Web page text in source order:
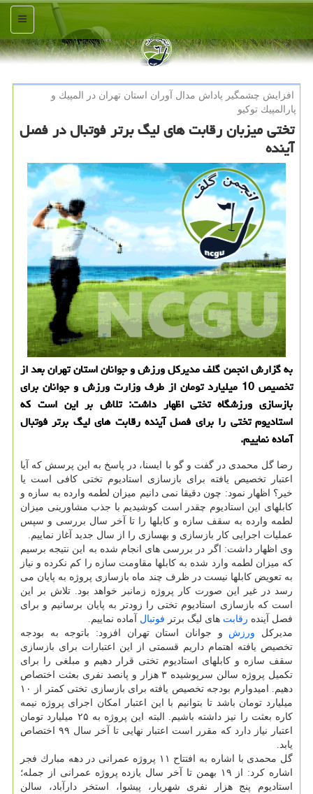
منو
افزایش چشمگیر پاداش مدال آوران استان تهران در المپیك و
پارالمپیك توكیو
تختی میزبان رقابت های لیگ برتر فوتبال در فصل
آینده
به گزارش انجمن گلف مدیركل ورزش و جوانان استان تهران بعد از
تخصیص 10 میلیارد تومان از طرف وزارت ورزش و جوانان برای
بازسازی ورزشگاه تختی اظهار داشت: تلاش بر این است كه
استادیوم تختی را برای فصل آینده رقابت های لیگ برتر فوتبال
آماده نماییم.
رضا گل محمدی در گفت و گو با ایسنا، در پاسخ به این پرسش كه آیا
اعتبار تخصیص یافته برای بازسازی استادیوم تختی كافی است یا
خیر؟ اظهار نمود: چون دقیقا نمی دانیم میزان لطمه وارده به سازه و
كابلهای این استادیوم چقدر است كوشیدیم با جذب مشاورینی میزان
لطمه وارده به سقف سازه و كابلها را تا آخر سال بررسی و سپس
عملیات اجرایی كار بازسازی و بهسازی را از سال جدید آغاز نماییم.
وی اظهار داشت: اگر در بررسی های انجام شده به این نتیجه برسیم
كه میزان لطمه وارد شده به كابلها مقاومت سازه را كم نكرده و نیاز
به تعویض كابلها نیست در ظرف چند ماه بازسازی پروژه به پایان می
رسد در غیر این صورت كار پروژه زمانبر خواهد بود. تلاش بر این
است كه بازسازی استادیوم تختی را زودتر به پایان برسانیم و برای
فصل آینده رقابت های لیگ برتر فوتبال آماده نماییم.
مدیركل ورزش و جوانان استان تهران افزود: باتوجه به بودجه
تخصیص یافته اهتمام داریم قسمتی از این اعتبارات برای بازسازی
سقف سازه و كابلهای استادیوم تختی قرار دهیم و مبلغی را برای
تكمیل پروژه سالن سرپوشیده ۳ هزار و پانصد نفری بعثت اختصاص
دهیم. امیدوارم بودجه تخصیص یافته برای بازسازی تختی كمتر از ۱۰
میلیارد تومان باشد تا بتوانیم با این اعتبار امكان اجرای پروژه نیمه
كاره بعثت را نیز داشته باشیم. البته این پروژه به ۲۵ میلیارد تومان
اعتبار نیاز دارد كه مقرر است اعتبار نهایی تا آخر سال ۹۹ اختصاص
یابد.
گل محمدی با اشاره به افتتاح ۱۱ پروژه عمرانی در دهه مبارك فجر
اشاره كرد: از ۱۹ بهمن تا آخر سال یازده پروژه عمرانی از جمله؛
استادیوم پنج هزار نفری شهریار، پیشوا، استخر دارآباد، سالن